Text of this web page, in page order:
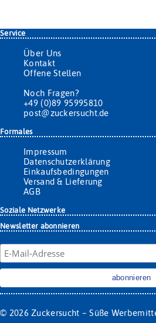
Service
Über Uns
Kontakt
Offene Stellen
Noch Fragen?
+49 (0)89 95995810
post@zuckersucht.de
Formales
Impressum
Datenschutzerklärung
Einkaufsbedingungen
Versand & Lieferung
AGB
Soziale Netzwerke
Newsletter abonnieren
© 2026 Zuckersucht – Süße